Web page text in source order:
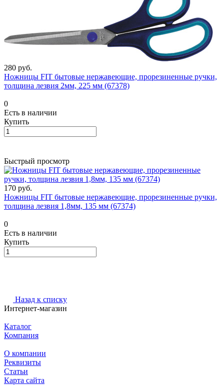
280 руб.
Ножницы FIT бытовые нержавеющие, прорезиненные ручки,
толщина лезвия 2мм, 225 мм (67378)
0
Есть в наличии
Купить
Быстрый просмотр
170 руб.
Ножницы FIT бытовые нержавеющие, прорезиненные ручки,
толщина лезвия 1,8мм, 135 мм (67374)
0
Есть в наличии
Купить
Назад к списку
Интернет-магазин
Каталог
Компания
О компании
Реквизиты
Статьи
Карта сайта